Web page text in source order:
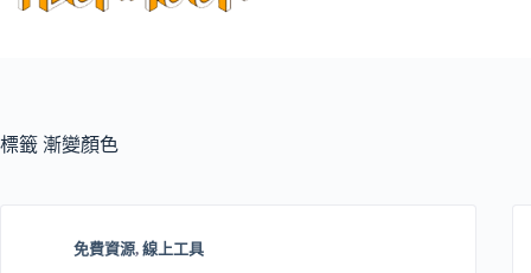
標籤 漸變顏色
免費資源, 線上工具